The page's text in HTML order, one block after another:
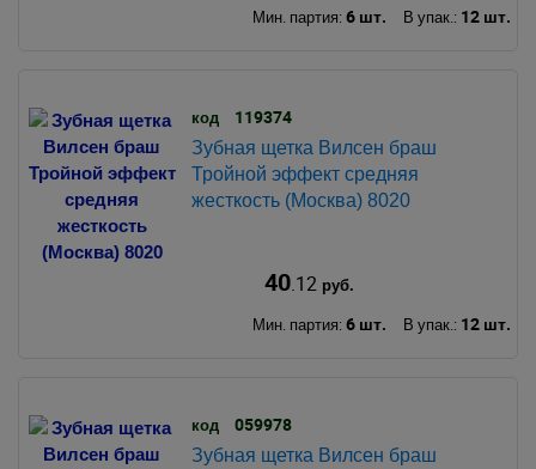
Мин. партия: 6 шт. В упак.: 12 шт.
код 119374
Зубная щетка Вилсен браш
Тройной эффект средняя
жесткость (Москва) 8020
40.12 руб.
Мин. партия: 6 шт. В упак.: 12 шт.
код 059978
Зубная щетка Вилсен браш